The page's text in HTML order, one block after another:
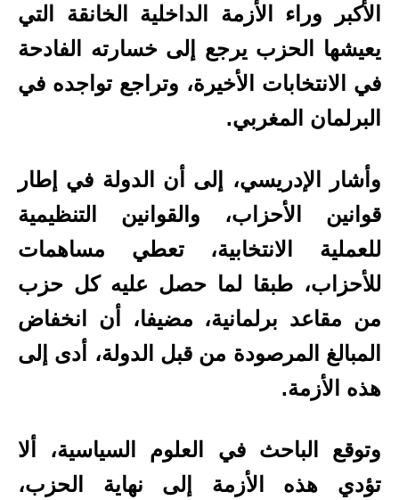
الأكبر وراء الأزمة الداخلية الخانقة التي
يعيشها الحزب يرجع إلى خسارته الفادحة
في الانتخابات الأخيرة، وتراجع تواجده في
البرلمان المغربي.
وأشار الإدريسي، إلى أن الدولة في إطار
قوانين الأحزاب، والقوانين التنظيمية
للعملية الانتخابية، تعطي مساهمات
للأحزاب، طبقا لما حصل عليه كل حزب
من مقاعد برلمانية، مضيفا، أن انخفاض
المبالغ المرصودة من قبل الدولة، أدى إلى
هذه الأزمة.
وتوقع الباحث في العلوم السياسية، ألا
تؤدي هذه الأزمة إلى نهاية الحزب،